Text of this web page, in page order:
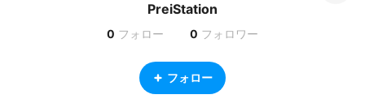
PreiStation
0 フォロー 0 フォロワー
フォロー